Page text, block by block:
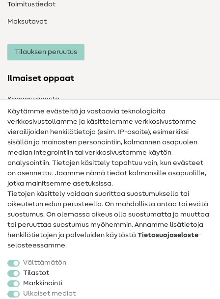
Toimitustiedot
Maksutavat
Tilauksen peruutus
Ilmaiset oppaat
Kangassanasto
Ompelusanasto
Ompeluohjeet
Apua ja yhteystiedot
Yhteystiedot
Tietoa omistajanvaihdoksesta
Peruutusoikeus
Suosittu
Kankaat
Ompelutarvikkeet
Käytämme evästeitä ja vastaavia teknologioita
verkkosivustollamme ja käsittelemme verkkosivustomme
vierailijoiden henkilötietoja (esim. IP-osoite), esimerkiksi
sisällön ja mainosten personointiin, kolmannen osapuolen
median integrointiin tai verkkosivustomme käytön
analysointiin. Tietojen käsittely tapahtuu vain, kun evästeet
on asennettu. Jaamme nämä tiedot kolmansille osapuolille,
jotka mainitsemme asetuksissa.
Tietojen käsittely voidaan suorittaa suostumuksella tai
oikeutetun edun perusteella. On mahdollista antaa tai evätä
suostumus. On olemassa oikeus olla suostumatta ja muuttaa
tai peruuttaa suostumus myöhemmin. Annamme lisätietoja
henkilötietojen ja palveluiden käytöstä Tietosuojaseloste-
selosteessamme.
Välttämätön
Tilastot
Markkinointi
Ulkoiset mediat